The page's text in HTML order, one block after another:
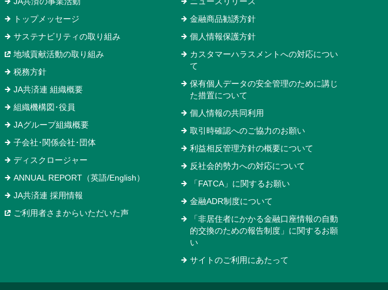
トップメッセージ
サステナビリティの取り組み
地域貢献活動の取り組み
税務方針
JA共済連 組織概要
組織機構図･役員
JAグループ組織概要
子会社･関係会社･団体
ディスクロージャー
ANNUAL REPORT（英語/English）
JA共済連 採用情報
ご利用者さまからいただいた声
金融商品勧誘方針
個人情報保護方針
カスタマーハラスメントへの対応につい
て
保有個人データの安全管理のために講じ
た措置について
個人情報の共同利用
取引時確認へのご協力のお願い
利益相反管理方針の概要について
反社会的勢力への対応について
「FATCA」に関するお願い
金融ADR制度について
「非居住者にかかる金融口座情報の自動
的交換のための報告制度」に関するお願
い
サイトのご利用にあたって